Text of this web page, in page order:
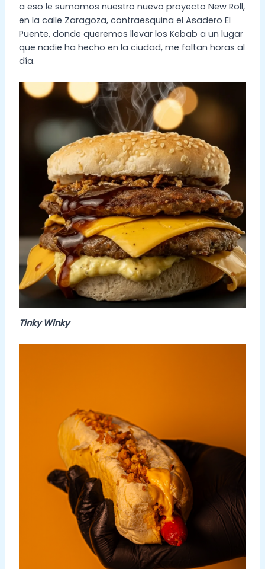
a eso le sumamos nuestro nuevo proyecto New Roll,
en la calle Zaragoza, contraesquina el Asadero El
Puente, donde queremos llevar los Kebab a un lugar
que nadie ha hecho en la ciudad, me faltan horas al
día.
Tinky Winky